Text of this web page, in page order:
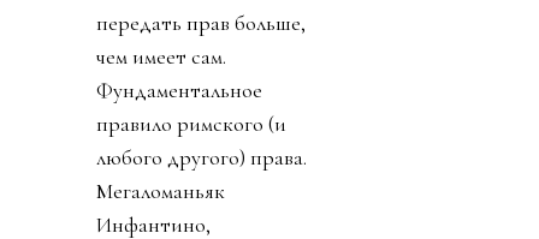
передать прав больше,
чем имеет сам.
Фундаментальное
правило римского (и
любого другого) права.
Мегаломаньяк
Инфантино,